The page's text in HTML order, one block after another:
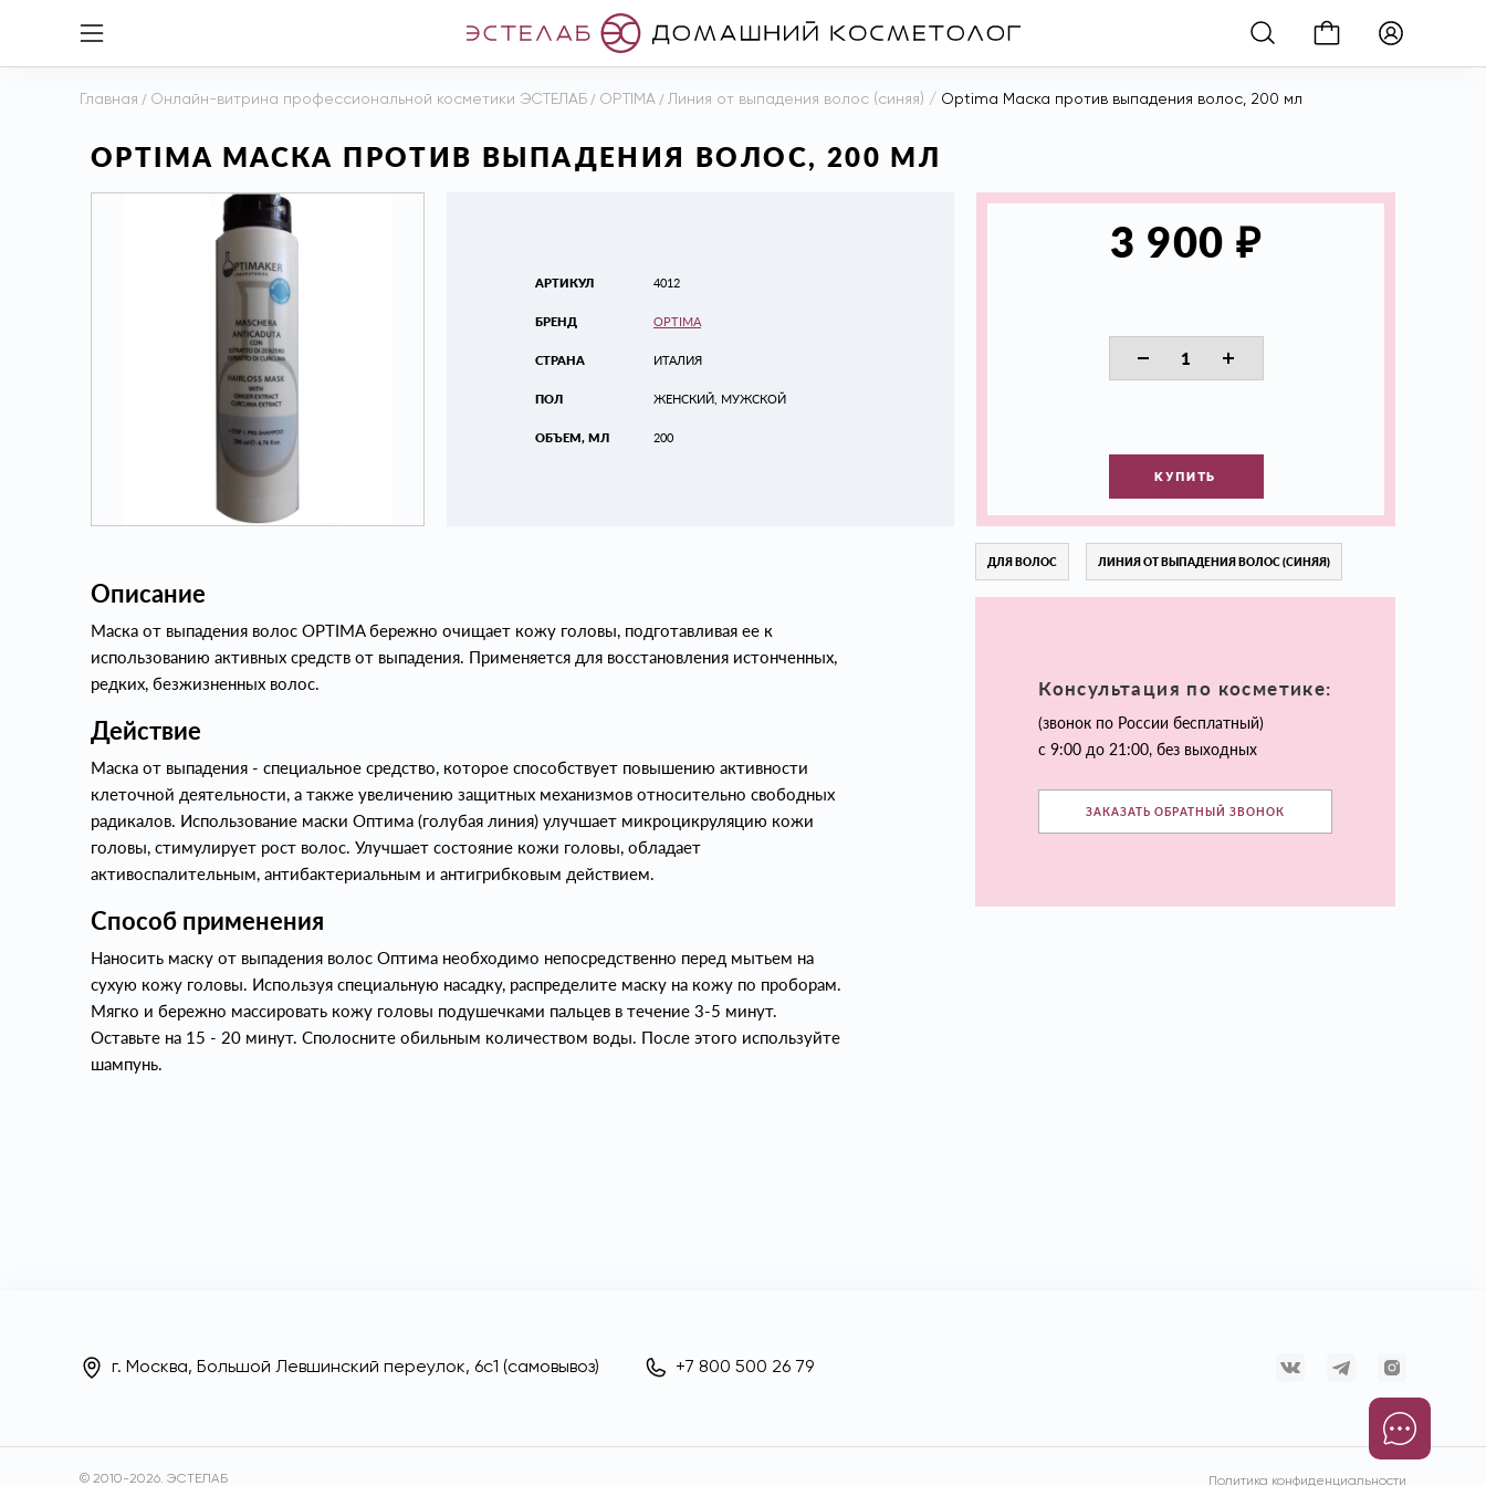
Главная / Онлайн-витрина профессиональной косметики ЭСТЕЛАБ / OPTIMA / Линия от выпадения волос (синяя) / Optima Маска против выпадения волос, 200 мл
OPTIMA МАСКА ПРОТИВ ВЫПАДЕНИЯ ВОЛОС, 200 МЛ
АРТИКУЛ
БРЕНД
СТРАНА
ПОЛ
ОБЪЕМ, МЛ
4012
OPTIMA
ИТАЛИЯ
ЖЕНСКИЙ, МУЖСКОЙ
200
3 900 ₽
КУПИТЬ
Описание
Маска от выпадения волос OPTIMA бережно очищает кожу головы, подготавливая ее к
использованию активных средств от выпадения. Применяется для восстановления истонченных,
редких, безжизненных волос.
Действие
Маска от выпадения - специальное средство, которое способствует повышению активности
клеточной деятельности, а также увеличению защитных механизмов относительно свободных
радикалов. Использование маски Оптима (голубая линия) улучшает микроцикруляцию кожи
головы, стимулирует рост волос. Улучшает состояние кожи головы, обладает
активоспалительным, антибактериальным и антигрибковым действием.
Способ применения
Наносить маску от выпадения волос Оптима необходимо непосредственно перед мытьем на
сухую кожу головы. Используя специальную насадку, распределите маску на кожу по проборам.
Мягко и бережно массировать кожу головы подушечками пальцев в течение 3-5 минут.
Оставьте на 15 - 20 минут. Сполосните обильным количеством воды. После этого используйте
шампунь.
ДЛЯ ВОЛОС ЛИНИЯ ОТ ВЫПАДЕНИЯ ВОЛОС (СИНЯЯ)
Консультация по косметике:
(звонок по России бесплатный)
с 9:00 до 21:00, без выходных
ЗАКАЗАТЬ ОБРАТНЫЙ ЗВОНОК
г. Москва, Большой Левшинский переулок, 6с1 (самовывоз) +7 800 500 26 79
© 2010-2026. ЭСТЕЛАБ Политика конфиденциальности